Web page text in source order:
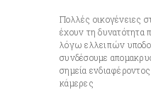
Πολλές οικογένειες
έχουν τη δυνατότητα
λόγω ελλειπών
συνδέσουμε
σημεία
κάμερες